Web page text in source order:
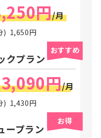
円/月
) 1,650円
おすすめ
クプラン
円/月
) 1,430円
お得
ープラン